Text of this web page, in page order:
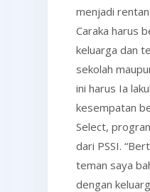
menjadi
Caraka harus
keluarga dan
sekolah
ini harus Ia
kesempatan
Select,
dari PSSI.
teman saya
dengan